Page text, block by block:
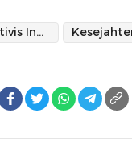
Jaringan Aktivis Indonesia